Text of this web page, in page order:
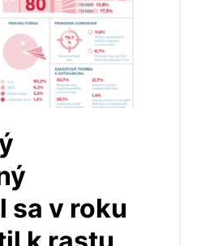
sa v roku